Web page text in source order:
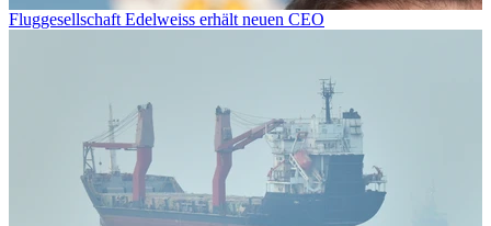
Fluggesellschaft Edelweiss erhält neuen CEO